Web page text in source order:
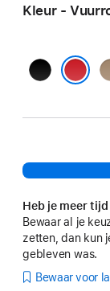
Kleur -
Matzwart
Heb je meer
Bewaar al je
zetten, dan kun
gebleven was.
Bewaar voor